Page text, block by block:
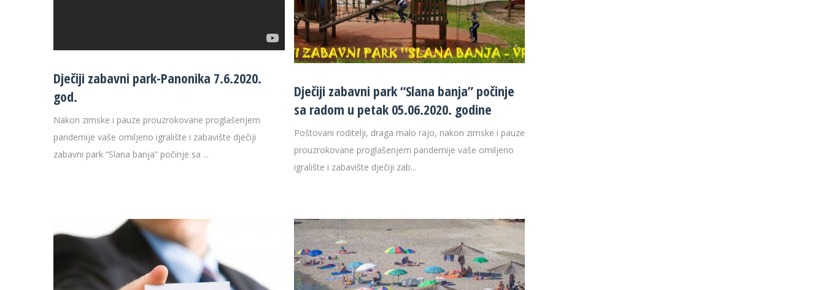
Dječiji zabavni park-Panonika 7.6.2020.
god.
Nakon zimske i pauze prouzrokovane proglašenjem
pandemije vaše omiljeno igralište i zabavište dječiji
zabavni park “Slana banja” počinje sa ...
Dječiji zabavni park “Slana banja” počinje
sa radom u petak 05.06.2020. godine
Poštovani roditelji, draga malo rajo, nakon zimske i pauze
prouzrokovane proglašenjem pandemije vaše omiljeno
igralište i zabavište dječiji zab...